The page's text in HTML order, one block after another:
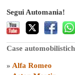
Segui Automania!
Case
» Alfa Romeo